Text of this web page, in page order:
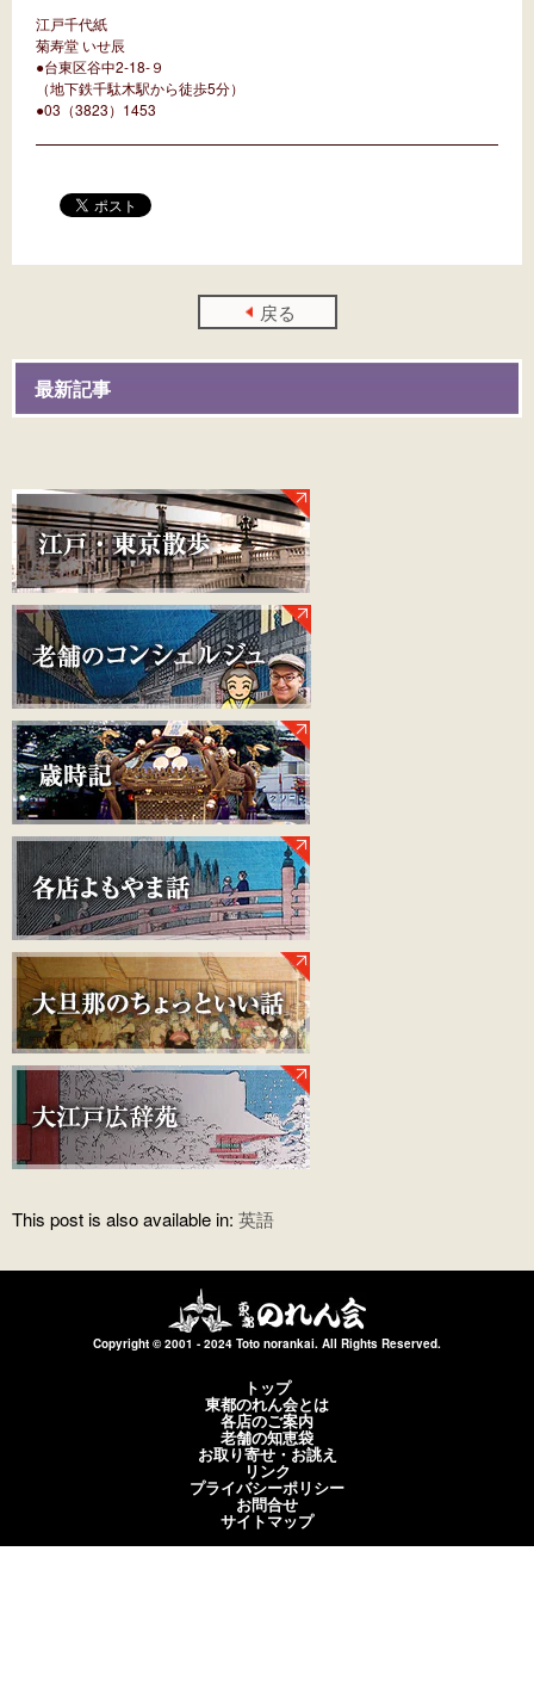
江戸千代紙
菊寿堂 いせ辰
●台東区谷中2-18-９
（地下鉄千駄木駅から徒歩5分）
●03（3823）1453
戻る
最新記事
This post is also available in: 英語
Copyright © 2001 - 2024 Toto norankai. All Rights Reserved.
トップ
東都のれん会とは
各店のご案内
老舗の知恵袋
お取り寄せ・お誂え
リンク
プライバシーポリシー
お問合せ
サイトマップ